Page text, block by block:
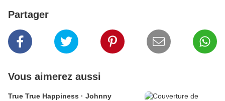
Partager
Vous aimerez aussi
True True Happiness · Johnny